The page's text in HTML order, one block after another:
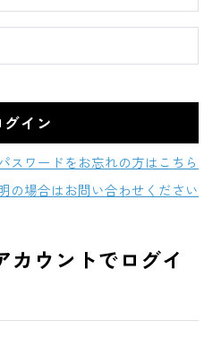
スワードをお忘れの方はこちら
の場合はお問い合わせください
カウントでログイ